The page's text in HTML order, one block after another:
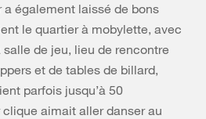
également laissé de bons
le quartier à mobylette, avec
de jeu, lieu de rencontre
et de tables de billard,
parfois jusqu’à 50
aimait aller danser au